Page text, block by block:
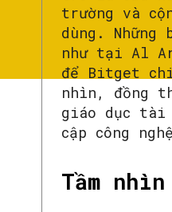
trường và
dùng.
như tại Al
để Bitget
nhìn, đồng
giáo dục tài
cập công
Tầm